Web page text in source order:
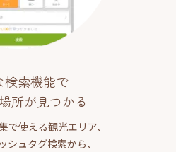
検索機能で
所が見つかる
で使える観光エリア、
シュタグ検索から、